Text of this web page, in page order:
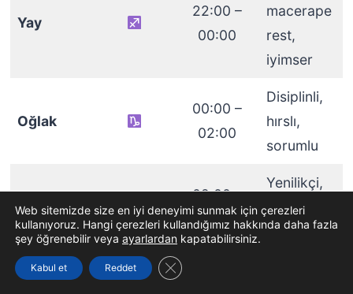
Yay
22:00 –
00:00
macerape
rest,
iyimser
Oğlak
00:00 –
02:00
Disiplinli,
hırslı,
sorumlu
Kova
02:00 –
04:00
Yenilikçi,
bağımsız,
vizyoner
Web sitemizde size en iyi deneyimi sunmak için çerezleri
kullanıyoruz. Hangi çerezleri kullandığımız hakkında daha fazla
şey öğrenebilir veya ayarlardan kapatabilirsiniz.
Kabul et Reddet GDPR çerez şeridini kapat